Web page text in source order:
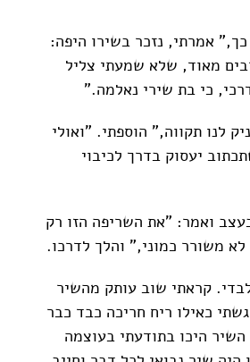
אמרתי, נזכר בשירו היפה:
מאוד, שלא שמעתי צליל
כי בת שירי נאלמה."
לנו תקווה," הוספתי. "ואולי
יעסוק בדרך לכיבוי
ואמר: "את השריפה הזו רק
לא משורר כמוני," והלך לדרכו.
קראתי שוב עותק מהשיר
כאילו ריח חריכה כבד כבר
השיר היכו בתודעתי בעוצמה